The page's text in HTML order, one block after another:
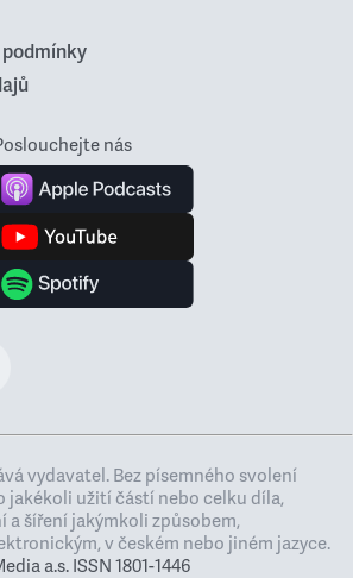
nás
vydavatel. Bez písemného svolení
jakékoli užití částí nebo celku díla,
a šíření jakýmkoli způsobem,
v českém nebo jiném jazyce.
a.s. ISSN 1801-1446